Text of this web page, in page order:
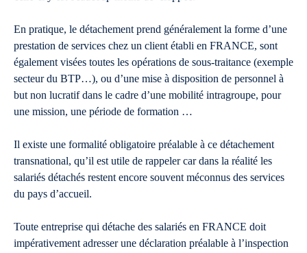
En pratique, le détachement prend généralement la forme d’une
prestation de services chez un client établi en FRANCE, sont
également visées toutes les opérations de sous-traitance (exemple
secteur du BTP…), ou d’une mise à disposition de personnel à
but non lucratif dans le cadre d’une mobilité intragroupe, pour
une mission, une période de formation …
Il existe une formalité obligatoire préalable à ce détachement
transnational, qu’il est utile de rappeler car dans la réalité les
salariés détachés restent encore souvent méconnus des services
du pays d’accueil.
Toute entreprise qui détache des salariés en FRANCE doit
impérativement adresser une déclaration préalable à l’inspection